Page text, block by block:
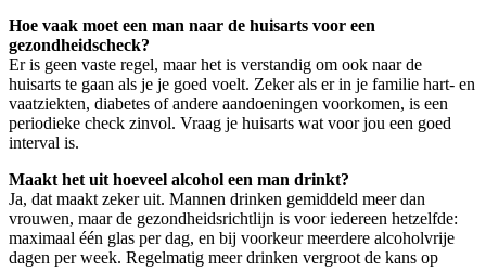
Hoe vaak moet een man naar de huisarts voor een
gezondheidscheck?
Er is geen vaste regel, maar het is verstandig om ook naar de
huisarts te gaan als je je goed voelt. Zeker als er in je familie hart- en
vaatziekten, diabetes of andere aandoeningen voorkomen, is een
periodieke check zinvol. Vraag je huisarts wat voor jou een goed
interval is.
Maakt het uit hoeveel alcohol een man drinkt?
Ja, dat maakt zeker uit. Mannen drinken gemiddeld meer dan
vrouwen, maar de gezondheidsrichtlijn is voor iedereen hetzelfde:
maximaal één glas per dag, en bij voorkeur meerdere alcoholvrije
dagen per week. Regelmatig meer drinken vergroot de kans op